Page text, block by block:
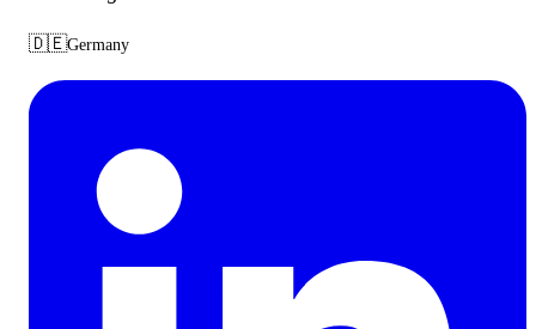
🇩🇪Germany